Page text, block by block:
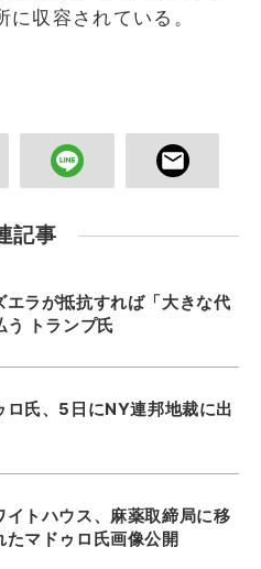
収容されている。
記事
エラが抵抗すれば「大きな代
う トランプ氏
ロ氏、5日にNY連邦地裁に出
イトハウス、麻薬取締局に移
たマドゥロ氏画像公開